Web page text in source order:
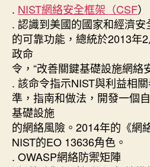
. NIST網絡安全框架（CSF）
. 認識到美國的國家和經濟
的可靠功能，總統於2013年
政命
令，“改善關鍵基礎設施網絡
. 該命令指示NIST與利益相
準，指南和做法，開發一個
基礎設施
的網絡風險。2014年的《網
NIST的EO 13636角色。
. OWASP網絡防禦矩陣